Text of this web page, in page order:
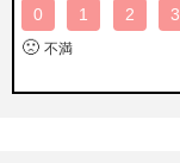
0 1 2 3
🙁 不満